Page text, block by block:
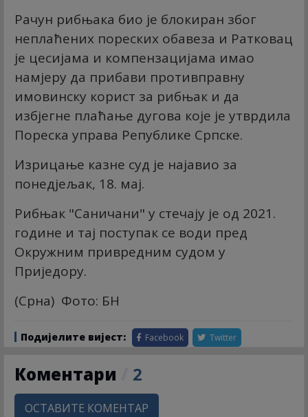
Рачун рибњака био је блокиран због
неплаћених пореских обавеза и Ратковац
је цесијама и компензацијама имао
намјеру да прибави противправну
имовинску корист за рибњак и да
избјегне плаћање дугова које је утврдила
Пореска управа Републике Српске.
Изрицање казне суд је најавио за
понедјељак, 18. мај.
Рибњак "Саничани" у стечају је од 2021.
године и тај поступак се води пред
Окружним привредним судом у
Приједору.
(Срна) Фото: БН
Подијелите вијест: Facebook Twitter
Коментари 2
ОСТАВИТЕ КОМЕНТАР